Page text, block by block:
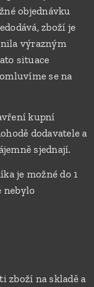
objednávku
zboží je
výrazným
situace
se na
kupní
dodavatele a
sjednají.
je možné do 1
nebylo
zboží na skladě a